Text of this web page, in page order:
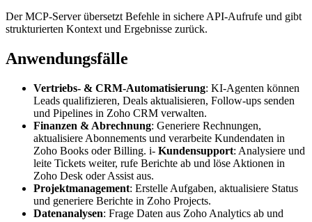
Der MCP-Server übersetzt Befehle in sichere API-Aufrufe und gibt
strukturierten Kontext und Ergebnisse zurück.
Anwendungsfälle
Vertriebs- & CRM-Automatisierung: KI-Agenten können
Leads qualifizieren, Deals aktualisieren, Follow-ups senden
und Pipelines in Zoho CRM verwalten.
Finanzen & Abrechnung: Generiere Rechnungen,
aktualisiere Abonnements und verarbeite Kundendaten in
Zoho Books oder Billing. i- Kundensupport: Analysiere und
leite Tickets weiter, rufe Berichte ab und löse Aktionen in
Zoho Desk oder Assist aus.
Projektmanagement: Erstelle Aufgaben, aktualisiere Status
und generiere Berichte in Zoho Projects.
Datenanalysen: Frage Daten aus Zoho Analytics ab und